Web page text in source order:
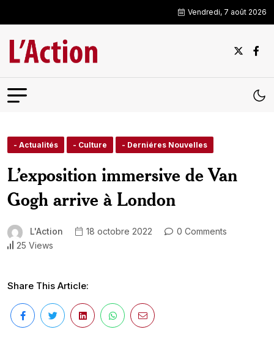
Vendredi, 7 août 2026
- Actualités - Culture - Derniéres Nouvelles
L’exposition immersive de Van
Gogh arrive à London
L'Action 18 octobre 2022
0 Comments
25 Views
Share This Article: